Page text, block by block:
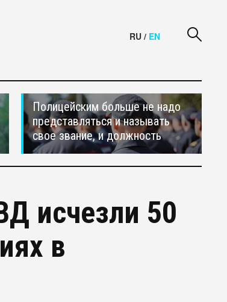
RU / EN
Полицейским больше не надо
представляться и называть
свое звание, и должность
исчезли 50
в